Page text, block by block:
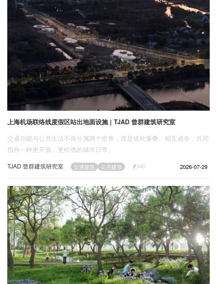
企业会员
关于投稿
广告投放
关于我们
联系我们
上海机场联络线度假区站出地面设施 | TJAD 曾群建筑研究室
交通功能与公共生活不再分属两个世界，而是彼此重叠、相互成全，共同
指向一种更开放、更松弛的城市日常。
TJAD 曾群建筑研究室 交通建筑 公共建筑 849 2026-07-29